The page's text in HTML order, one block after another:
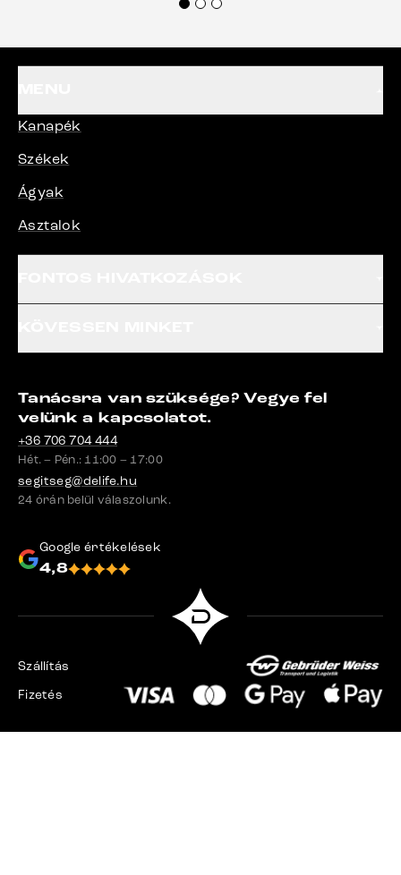
Kanapék
Székek
Ágyak
Asztalok
Tanácsra van szüksége? Vegye fel
velünk a kapcsolatot.
+36 706 704 444
Hét. – Pén.: 11:00 – 17:00
segitseg@delife.hu
24 órán belül válaszolunk.
Google értékelések
4,8
Szállítás
Fizetés